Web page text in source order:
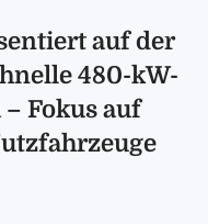
auf der
480-kW-
Fokus auf